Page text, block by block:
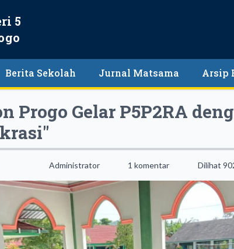
5
Berita Sekolah Jurnal Matsama Arsip
Progo Gelar P5P2RA
Administrator 1 komentar Dilihat